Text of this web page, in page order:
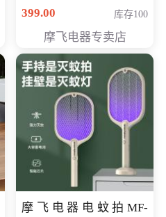
元
399.00 库存100
摩飞电器专卖店
摩飞电器电蚊拍MF-